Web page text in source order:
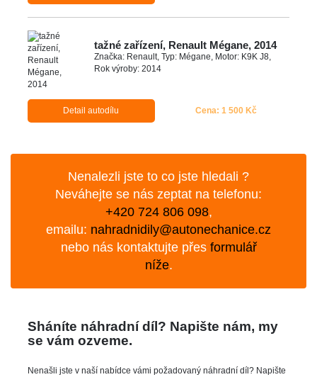
tažné zařízení, Renault Mégane, 2014
Značka: Renault, Typ: Mégane, Motor: K9K J8,
Rok výroby: 2014
Detail autodílu Cena: 1 500 Kč
Nenalezli jste to co jste hledali ?
Neváhejte se nás zeptat na telefonu:
+420 724 806 098,
emailu: nahradnidily@autonechanice.cz
nebo nás kontaktujte přes formulář
níže.
Sháníte náhradní díl? Napište nám, my
se vám ozveme.
Nenašli jste v naší nabídce vámi požadovaný náhradní díl? Napište